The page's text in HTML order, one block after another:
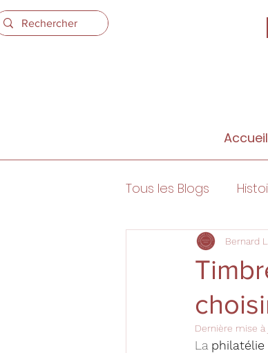
Accueil
Tous les Blogs
Expertise Bernard
Dernière mise à
La philatélie